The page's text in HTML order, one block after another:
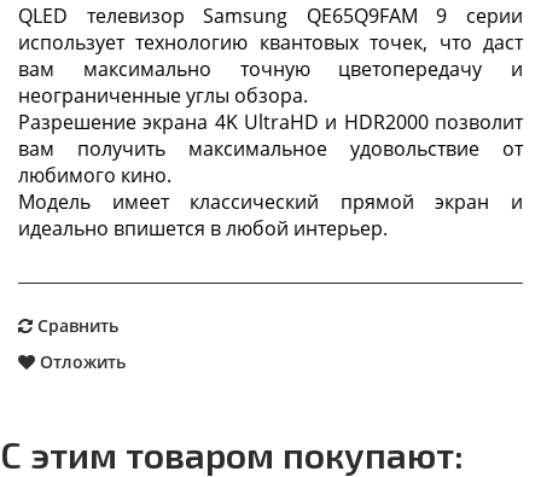
QLED телевизор Samsung QE65Q9FAM 9 серии
использует технологию квантовых точек, что даст
вам максимально точную цветопередачу и
неограниченные углы обзора.
Разрешение экрана 4K UltraHD и HDR2000 позволит
вам получить максимальное удовольствие от
любимого кино.
Модель имеет классический прямой экран и
идеально впишется в любой интерьер.
Сравнить
Отложить
С этим товаром покупают: